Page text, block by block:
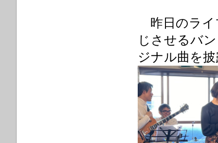
昨日のライ
じさせるバ
ジナル曲を